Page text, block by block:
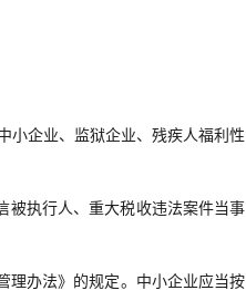
小企业、监狱企业、残疾人福利性
被执行人、重大税收违法案件当事
理办法》的规定。中小企业应当按